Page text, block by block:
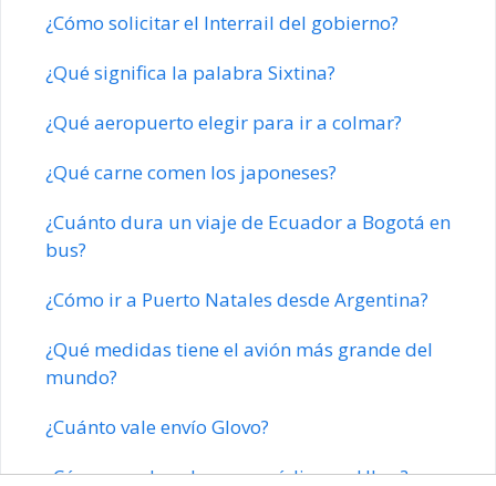
¿Cómo solicitar el Interrail del gobierno?
¿Qué significa la palabra Sixtina?
¿Qué aeropuerto elegir para ir a colmar?
¿Qué carne comen los japoneses?
¿Cuánto dura un viaje de Ecuador a Bogotá en
bus?
¿Cómo ir a Puerto Natales desde Argentina?
¿Qué medidas tiene el avión más grande del
mundo?
¿Cuánto vale envío Glovo?
¿Cómo puedo colocar un código en Uber?